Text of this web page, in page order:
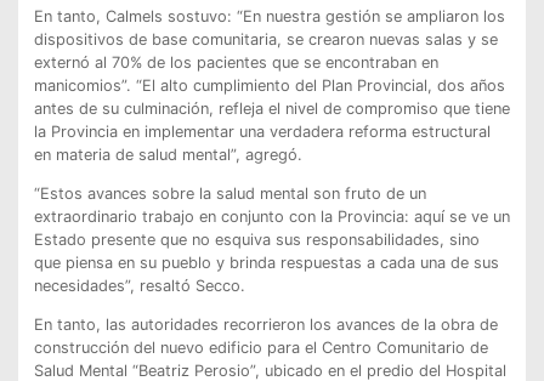
En tanto, Calmels sostuvo: “En nuestra gestión se ampliaron los
dispositivos de base comunitaria, se crearon nuevas salas y se
externó al 70% de los pacientes que se encontraban en
manicomios”. “El alto cumplimiento del Plan Provincial, dos años
antes de su culminación, refleja el nivel de compromiso que tiene
la Provincia en implementar una verdadera reforma estructural
en materia de salud mental”, agregó.
“Estos avances sobre la salud mental son fruto de un
extraordinario trabajo en conjunto con la Provincia: aquí se ve un
Estado presente que no esquiva sus responsabilidades, sino
que piensa en su pueblo y brinda respuestas a cada una de sus
necesidades”, resaltó Secco.
En tanto, las autoridades recorrieron los avances de la obra de
construcción del nuevo edificio para el Centro Comunitario de
Salud Mental “Beatriz Perosio”, ubicado en el predio del Hospital